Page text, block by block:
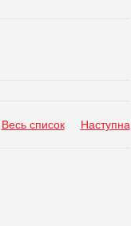
Весь список Наступна